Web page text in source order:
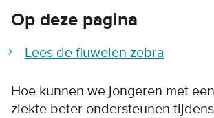
Op deze pagina
Lees de fluwelen zebra
Hoe kunnen we jongeren met
ziekte beter ondersteunen